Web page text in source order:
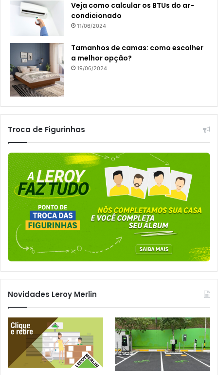
Veja como calcular os BTUs do ar-
condicionado
11/06/2024
Tamanhos de camas: como escolher
a melhor opção?
19/06/2024
Troca de Figurinhas
Novidades Leroy Merlin